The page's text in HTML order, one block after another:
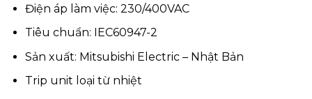
Điện áp làm việc: 230/400VAC
Tiêu chuẩn: IEC60947-2
Sản xuất: Mitsubishi Electric – Nhật Bản
Trip unit loại từ nhiệt